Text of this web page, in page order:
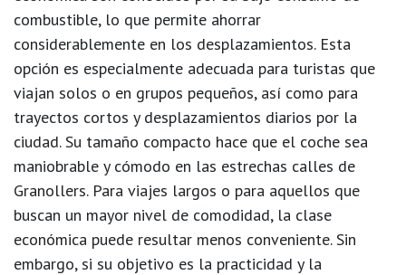
combustible, lo que permite ahorrar
considerablemente en los desplazamientos. Esta
opción es especialmente adecuada para turistas que
viajan solos o en grupos pequeños, así como para
trayectos cortos y desplazamientos diarios por la
ciudad. Su tamaño compacto hace que el coche sea
maniobrable y cómodo en las estrechas calles de
Granollers. Para viajes largos o para aquellos que
buscan un mayor nivel de comodidad, la clase
económica puede resultar menos conveniente. Sin
embargo, si su objetivo es la practicidad y la